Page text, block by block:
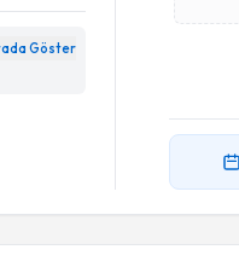
Göster